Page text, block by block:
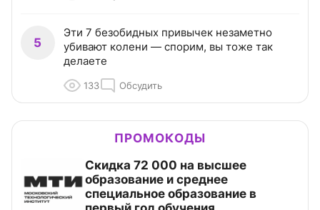
5
Эти 7 безобидных привычек незаметно
убивают колени — спорим, вы тоже так
делаете
133 Обсудить
ПРОМОКОДЫ
Скидка 72 000 на высшее
образование и среднее
специальное образование в